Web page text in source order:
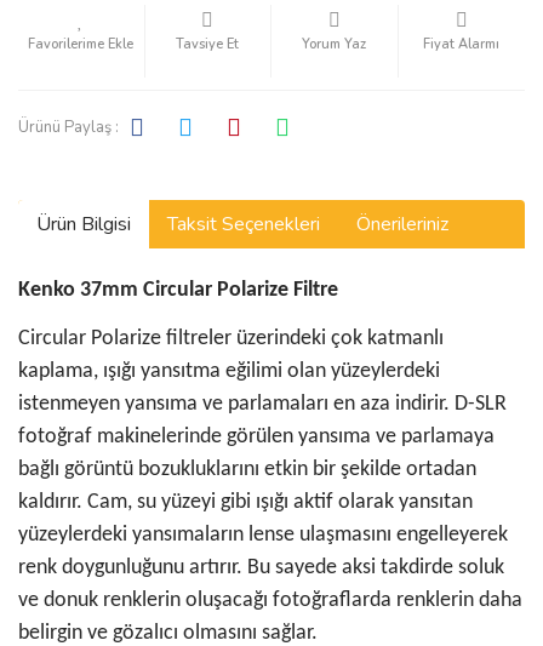
Tavsiye Et Yorum Yaz Fiyat Alarmı
Ürünü Paylaş :
Ürün Bilgisi Taksit Seçenekleri Önerileriniz
Kenko 37mm Circular Polarize Filtre
Circular Polarize filtreler üzerindeki çok katmanlı
kaplama, ışığı yansıtma eğilimi olan yüzeylerdeki
istenmeyen yansıma ve parlamaları en aza indirir. D-SLR
fotoğraf makinelerinde görülen yansıma ve parlamaya
bağlı görüntü bozukluklarını etkin bir şekilde ortadan
kaldırır. Cam, su yüzeyi gibi ışığı aktif olarak yansıtan
yüzeylerdeki yansımaların lense ulaşmasını engelleyerek
renk doygunluğunu artırır. Bu sayede aksi takdirde soluk
ve donuk renklerin oluşacağı fotoğraflarda renklerin daha
belirgin ve gözalıcı olmasını sağlar.